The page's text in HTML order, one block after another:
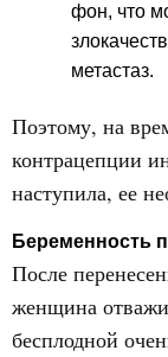
фон, что
метастаз.
Поэтому, на
контрацепции
наступила, ее
Беременность
После
женщина
бесплодной